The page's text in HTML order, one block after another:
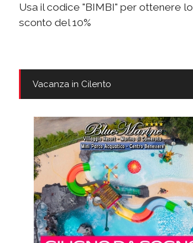
Usa il codice "BIMBI" per ottenere lo
sconto del 10%
Vacanza in Cilento